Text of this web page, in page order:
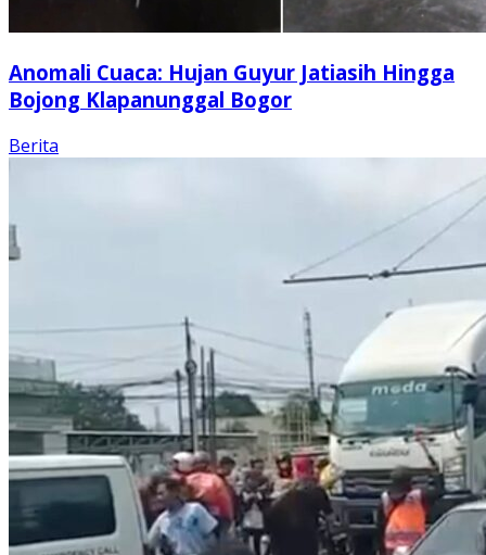
Anomali Cuaca: Hujan Guyur Jatiasih Hingga
Bojong Klapanunggal Bogor
Berita